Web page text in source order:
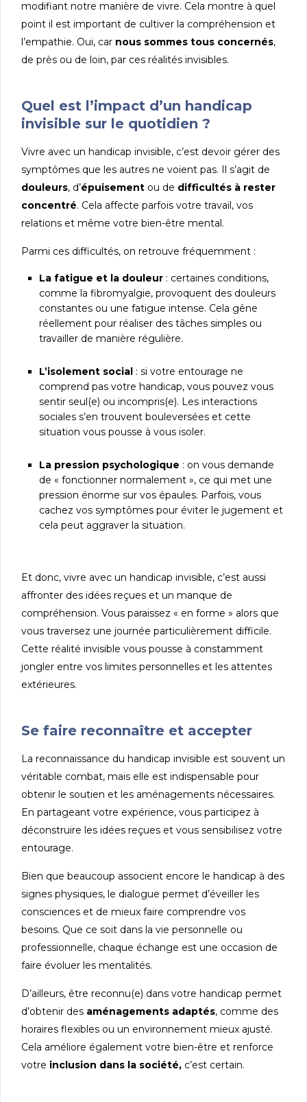
modifiant notre manière de vivre. Cela montre à quel
point il est important de cultiver la compréhension et
l’empathie. Oui, car nous sommes tous concernés,
de près ou de loin, par ces réalités invisibles.
Quel est l’impact d’un handicap
invisible sur le quotidien ?
Vivre avec un handicap invisible, c’est devoir gérer des
symptômes que les autres ne voient pas. Il s’agit de
douleurs, d’épuisement ou de difficultés à rester
concentré. Cela affecte parfois votre travail, vos
relations et même votre bien-être mental.
Parmi ces difficultés, on retrouve fréquemment :
La fatigue et la douleur : certaines conditions,
comme la fibromyalgie, provoquent des douleurs
constantes ou une fatigue intense. Cela gêne
réellement pour réaliser des tâches simples ou
travailler de manière régulière.
L’isolement social : si votre entourage ne
comprend pas votre handicap, vous pouvez vous
sentir seul(e) ou incompris(e). Les interactions
sociales s’en trouvent bouleversées et cette
situation vous pousse à vous isoler.
La pression psychologique : on vous demande
de « fonctionner normalement », ce qui met une
pression énorme sur vos épaules. Parfois, vous
cachez vos symptômes pour éviter le jugement et
cela peut aggraver la situation.
Et donc, vivre avec un handicap invisible, c’est aussi
affronter des idées reçues et un manque de
compréhension. Vous paraissez « en forme » alors que
vous traversez une journée particulièrement difficile.
Cette réalité invisible vous pousse à constamment
jongler entre vos limites personnelles et les attentes
extérieures.
Se faire reconnaître et accepter
La reconnaissance du handicap invisible est souvent un
véritable combat, mais elle est indispensable pour
obtenir le soutien et les aménagements nécessaires.
En partageant votre expérience, vous participez à
déconstruire les idées reçues et vous sensibilisez votre
entourage.
Bien que beaucoup associent encore le handicap à des
signes physiques, le dialogue permet d’éveiller les
consciences et de mieux faire comprendre vos
besoins. Que ce soit dans la vie personnelle ou
professionnelle, chaque échange est une occasion de
faire évoluer les mentalités.
D’ailleurs, être reconnu(e) dans votre handicap permet
d’obtenir des aménagements adaptés, comme des
horaires flexibles ou un environnement mieux ajusté.
Cela améliore également votre bien-être et renforce
votre inclusion dans la société, c’est certain.